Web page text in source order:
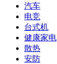
汽车
电竞
台式机
健康家电
散热
安防